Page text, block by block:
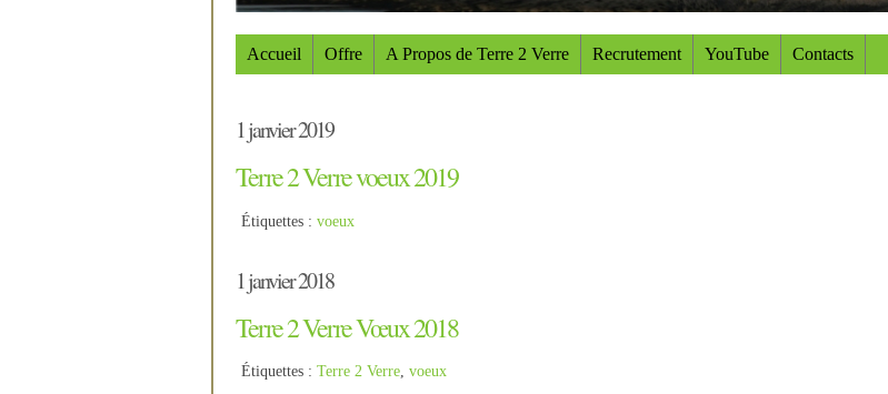
Accueil Offre A Propos de Terre 2 Verre Recrutement YouTube Contacts
1 janvier 2019
Terre 2 Verre voeux 2019
Étiquettes : voeux
1 janvier 2018
Terre 2 Verre Vœux 2018
Étiquettes : Terre 2 Verre voeux